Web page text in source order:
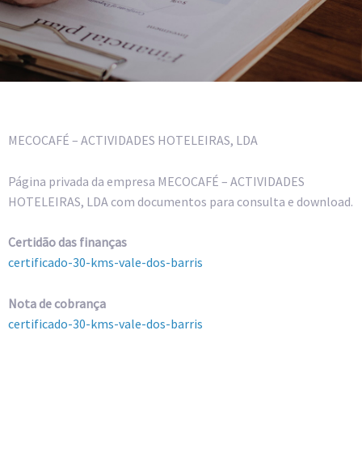
MECOCAFÉ – ACTIVIDADES HOTELEIRAS, LDA
Página privada da empresa MECOCAFÉ – ACTIVIDADES
HOTELEIRAS, LDA com documentos para consulta e download.
Certidão das finanças
certificado-30-kms-vale-dos-barris
Nota de cobrança
certificado-30-kms-vale-dos-barris